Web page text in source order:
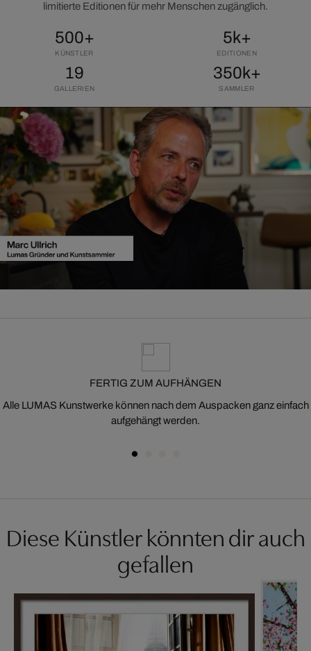
limitierte Editionen für mehr Menschen zugänglich.
500+
KÜNSTLER
5k+
EDITIONEN
19
GALLERIEN
350k+
SAMMLER
FERTIG ZUM AUFHÄNGEN
Alle LUMAS Kunstwerke können nach dem Auspacken ganz einfach
aufgehängt werden.
Diese Künstler könnten dir auch
gefallen